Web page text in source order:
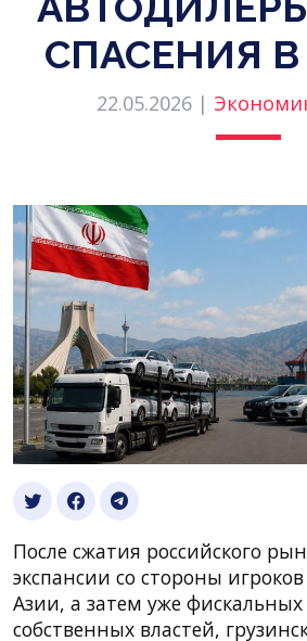
СПАСЕНИЯ
22.05.2026 |
После сжатия российского
экспансии со стороны
Азии, а затем уже
собственных властей,